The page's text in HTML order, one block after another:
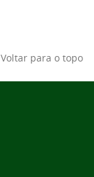
Voltar para o topo